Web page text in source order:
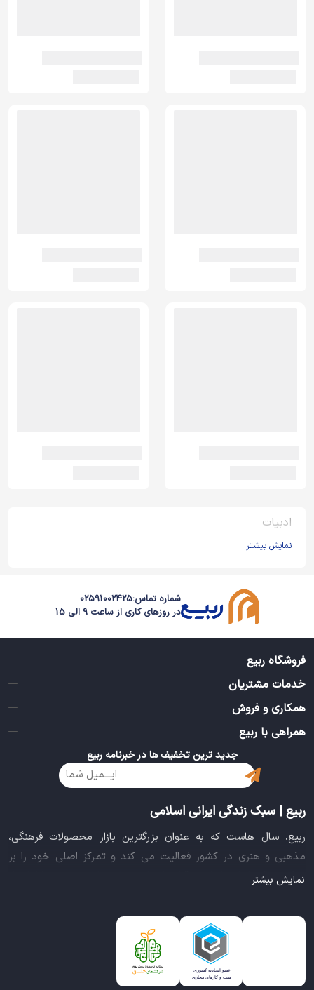
ادبیات
نمایش بیشتر
شماره تماس:02591002425
در روزهای کاری از ساعت 9 الی 15
فروشگاه ربیع
خدمات مشتریان
همکاری و فروش
همراهی با ربیع
جدید ترین تخفیف ها در خبرنامه ربیع
ربیع | سبک زندگی ایرانی اسلامی
ربیع، سال هاست که به عنوان بزرگترین بازار محصولات فرهنگی،
مذهبی و هنری در کشور فعالیت می کند و تمرکز اصلی خود را بر
سبک زندگی ایرانی اسلامی قرار داده است. این بازار مجموعه کاملی از
شما را برای خرید اینترنتی کالاهای فرهنگی، مذهبی و هنری برآورده
ایده خلاقانه عرضه محصولات فرهنگی در بستر اینترنت باعث شد تا
ربیع، علاوه بر داشتن نماد اعتماد الکترونیکی و مجوز سازمان صنفی
نمایش بیشتر